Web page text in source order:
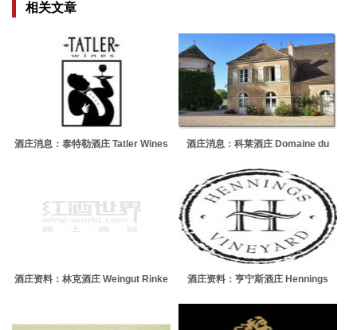
相关文章
酒庄消息：泰特勒酒庄 Tatler Wines
酒庄消息：科莱酒庄 Domaine du
酒庄资料：林克酒庄 Weingut Rinke
酒庄资料：亨宁斯酒庄 Hennings